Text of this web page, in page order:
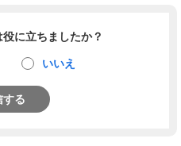
に立ちましたか？
いいえ
する